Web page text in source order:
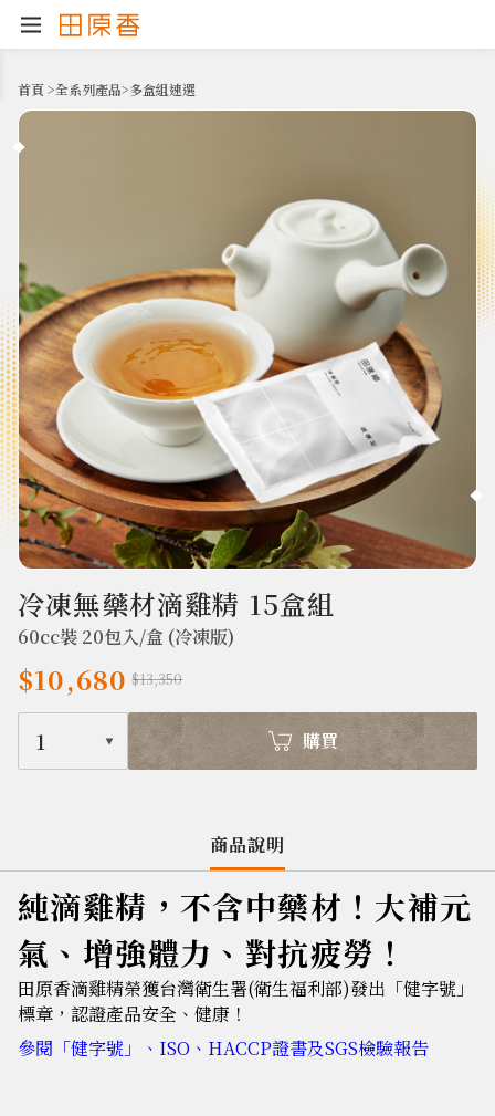
首頁>全系列產品>多盒組速選
冷凍無藥材滴雞精 15盒組
60cc裝 20包入/盒 (冷凍版)
$10,680 $13,350
1 購買
商品說明
純滴雞精，不含中藥材！大補元
氣、增強體力、對抗疲勞！
田原香滴雞精榮獲台灣衛生署(衛生福利部)發出「健字號」
標章，認證產品安全、健康！
參閱「健字號」、ISO、HACCP證書及SGS檢驗報告